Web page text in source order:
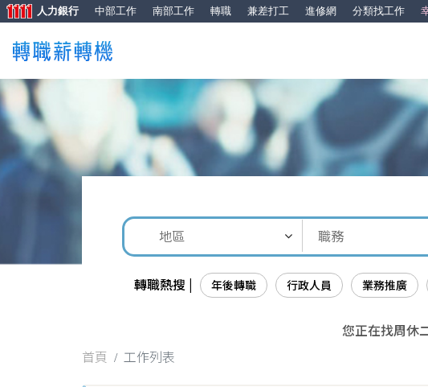
人力銀行 中部工作 南部工作 轉職 兼差打工 進修網 分類找工作
轉職熱搜 | 年後轉職 行政人員 業務推廣
您正在找周休
首頁
工作列表